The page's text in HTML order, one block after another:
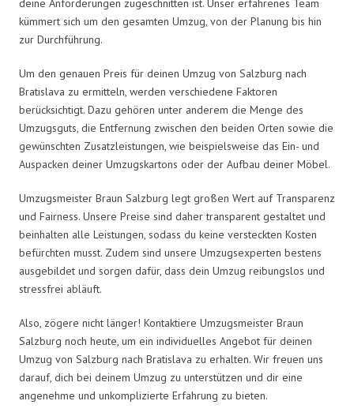
deine Anforderungen zugeschnitten ist. Unser erfahrenes Team
kümmert sich um den gesamten Umzug, von der Planung bis hin
zur Durchführung.
Um den genauen Preis für deinen Umzug von Salzburg nach
Bratislava zu ermitteln, werden verschiedene Faktoren
berücksichtigt. Dazu gehören unter anderem die Menge des
Umzugsguts, die Entfernung zwischen den beiden Orten sowie die
gewünschten Zusatzleistungen, wie beispielsweise das Ein- und
Auspacken deiner Umzugskartons oder der Aufbau deiner Möbel.
Umzugsmeister Braun Salzburg legt großen Wert auf Transparenz
und Fairness. Unsere Preise sind daher transparent gestaltet und
beinhalten alle Leistungen, sodass du keine versteckten Kosten
befürchten musst. Zudem sind unsere Umzugsexperten bestens
ausgebildet und sorgen dafür, dass dein Umzug reibungslos und
stressfrei abläuft.
Also, zögere nicht länger! Kontaktiere Umzugsmeister Braun
Salzburg noch heute, um ein individuelles Angebot für deinen
Umzug von Salzburg nach Bratislava zu erhalten. Wir freuen uns
darauf, dich bei deinem Umzug zu unterstützen und dir eine
angenehme und unkomplizierte Erfahrung zu bieten.